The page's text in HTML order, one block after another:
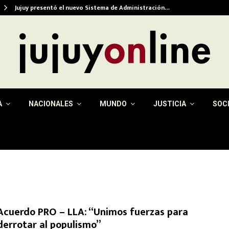
Jujuy presentó el nuevo Sistema de Administración…
NACIONALES MUNDO JUSTICIA
PRO – LLA: “Unimos fuerzas para
al populismo”